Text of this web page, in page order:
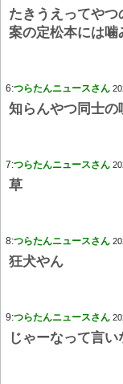
たきうえってや
案の定松本には噛
6:つらたんニュースさん
知らんやつ同士の
7:つらたんニュースさん
草
8:つらたんニュースさん
狂犬やん
9:つらたんニュースさん
じゃーなって言